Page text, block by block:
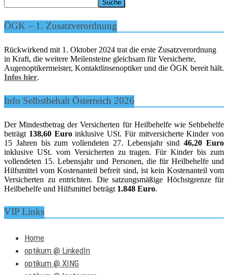
ÖGK – 1. Zusatzverordnung
Rückwirkend mit 1. Oktober 2024 trat die erste Zusatzverordnung
in Kraft, die weitere Meilensteine gleichsam für Versicherte,
Augenoptikermeister, Kontaktlinsenoptiker und die ÖGK bereit hält.
Infos hier.
Info Selbstbehalt Österreich 2026
Der Mindestbetrag der Versicherten für Heilbehelfe wie Sehbehelfe
beträgt 138,60 Euroinklusive USt. Für mitversicherte Kinder von
15 Jahren bis zum vollendeten 27. Lebensjahr sind46,20 Euro
inklusive USt. vom Versicherten zu tragen. Für Kinder bis zum
vollendeten 15. Lebensjahr und Personen, die für Heilbehelfe und
Hilfsmittel vom Kostenanteil befreit sind, ist kein Kostenanteil vom
Versicherten zu entrichten. Die satzungsmäßige Höchstgrenze für
Heilbehelfe und Hilfsmittel beträgt 1.848 Euro.
VIP Links
Home
optikum @ LinkedIn
optikum @ XING